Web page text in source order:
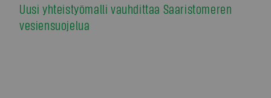
Uusi yhteistyömalli vauhdittaa Saaristomeren
vesiensuojelua